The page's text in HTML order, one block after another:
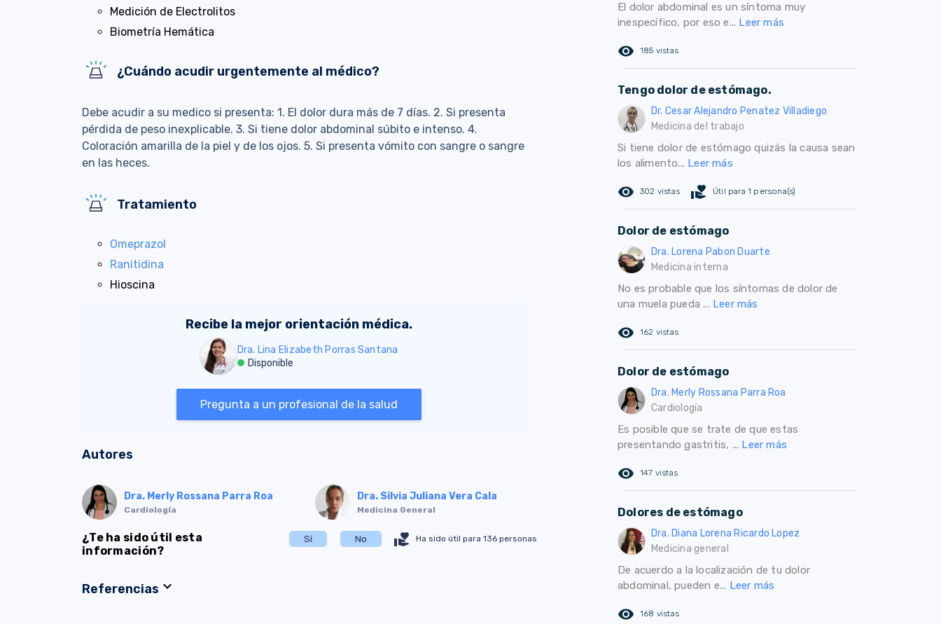
Medición de Electrolitos
Biometría Hemática
¿Cuándo acudir urgentemente al médico?
Debe acudir a su medico si presenta: 1. El dolor dura más de 7 días. 2. Si presenta
pérdida de peso inexplicable. 3. Si tiene dolor abdominal súbito e intenso. 4.
Coloración amarilla de la piel y de los ojos. 5. Si presenta vómito con sangre o sangre
en las heces.
Tratamiento
Omeprazol
Ranitidina
Hioscina
Recibe la mejor orientación médica.
Dra. Lina Elizabeth Porras Santana
Disponible
Pregunta a un profesional de la salud
Autores
Dra. Merly Rossana Parra Roa
Cardiología
Dra. Silvia Juliana Vera Cala
Medicina General
¿Te ha sido útil esta
información?
Sí No volunteer_activism Ha sido útil para 136 personas
Referencias expand_more
El dolor abdominal es un síntoma muy
inespecífico, por eso e... Leer más
remove_red_eye 185 vistas
Tengo dolor de estómago.
Dr. Cesar Alejandro Penatez Villadiego
Medicina del trabajo
Si tiene dolor de estómago quizás la causa sean
los alimento... Leer más
remove_red_eye 302 vistas volunteer_activism Útil para 1 persona(s)
Dolor de estómago
Dra. Lorena Pabon Duarte
Medicina interna
No es probable que los síntomas de dolor de
una muela pueda ... Leer más
remove_red_eye 162 vistas
Dolor de estómago
Dra. Merly Rossana Parra Roa
Cardiología
Es posible que se trate de que estas
presentando gastritis, ... Leer más
remove_red_eye 147 vistas
Dolores de estómago
Dra. Diana Lorena Ricardo Lopez
Medicina general
De acuerdo a la localización de tu dolor
abdominal, pueden e... Leer más
remove_red_eye 168 vistas